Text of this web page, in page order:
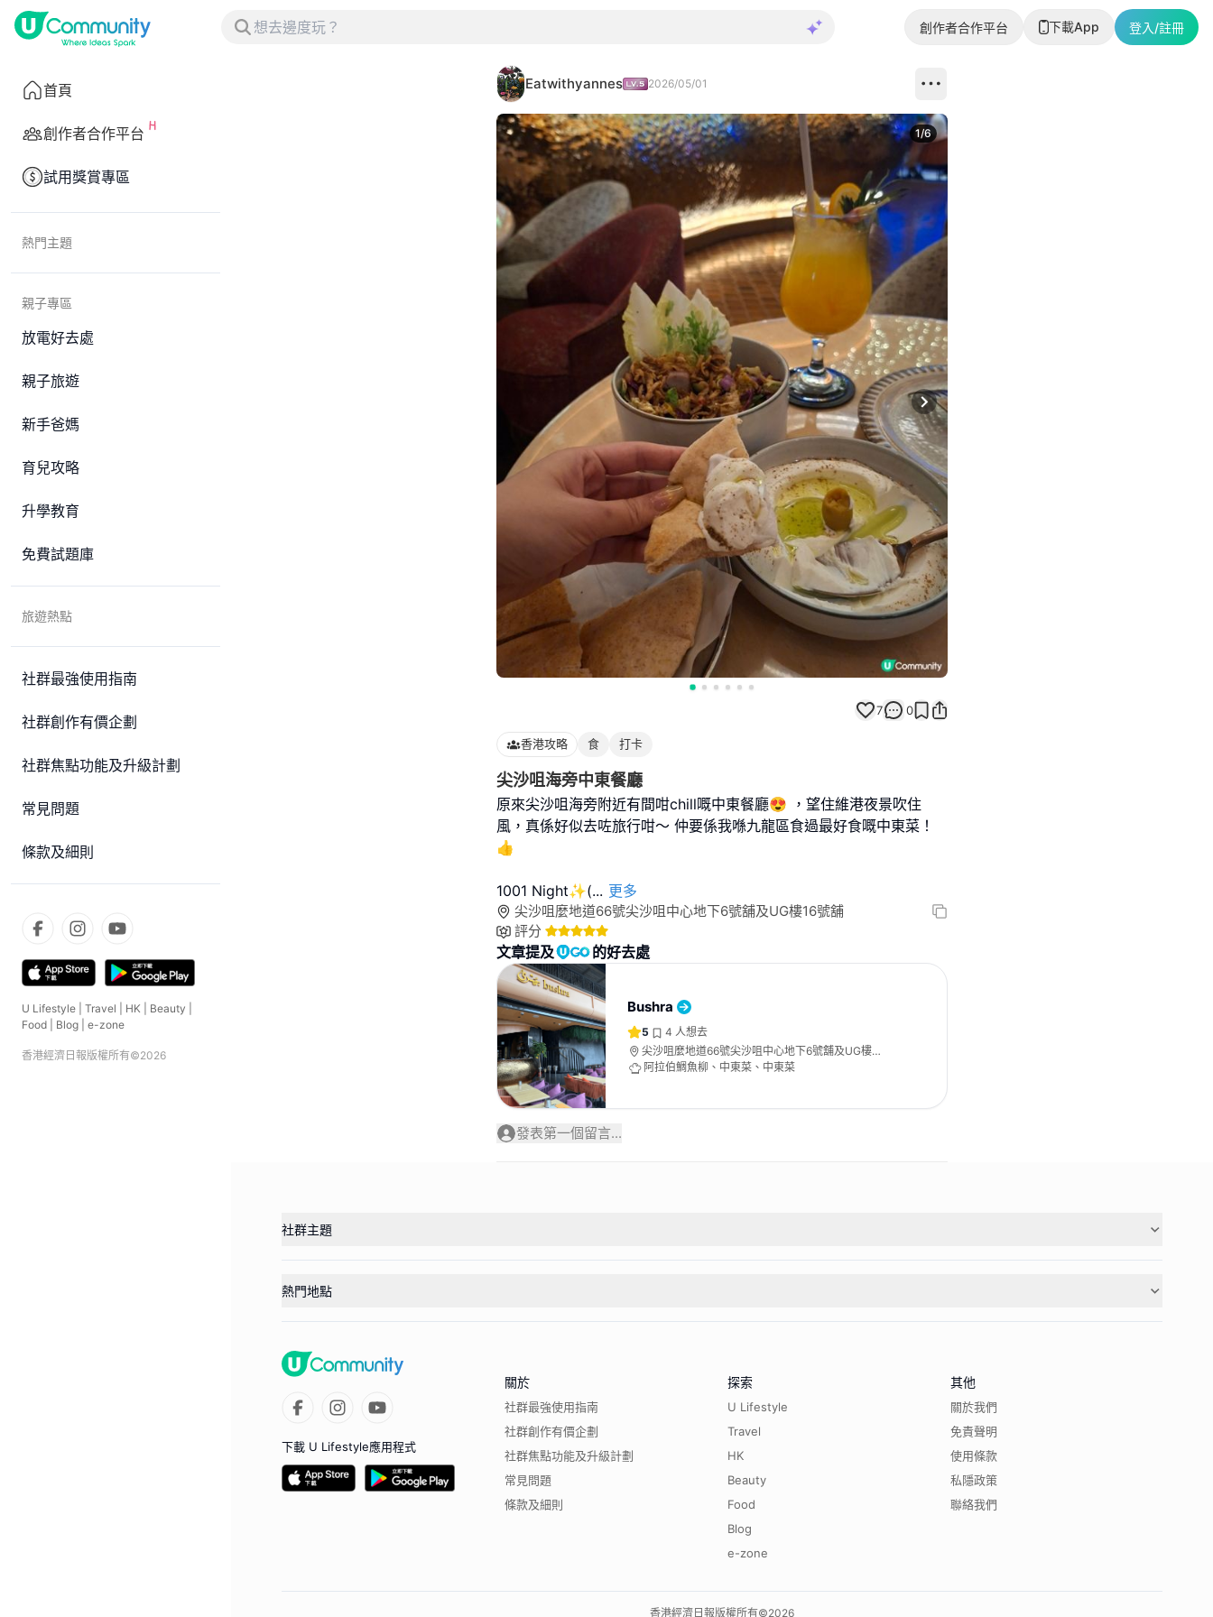
創作者合作平台 下載App 登入/註冊
首頁
創作者合作平台
試用獎賞專區
熱門主題
親子專區
放電好去處
親子旅遊
新手爸媽
育兒攻略
升學教育
免費試題庫
旅遊熱點
社群最強使用指南
社群創作有價企劃
社群焦點功能及升級計劃
常見問題
條款及細則
U Lifestyle Travel HK Beauty
Food
Blog e-zone
香港經濟日報版權所有©2026
Eatwithyannes 2026/05/01
Next slide
1/6
7 0
香港攻略 食 打卡
尖沙咀海旁中東餐廳
原來尖沙咀海旁附近有間咁chill嘅中東餐廳😍 ，望住維港夜景吹住
風，真係好似去咗旅行咁～ 仲要係我喺九龍區食過最好食嘅中東菜！
👍
1001 Night✨(... 更多
尖沙咀麼地道66號尖沙咀中心地下6號舖及UG樓16號舖
評分
文章提及 的好去處
Bushra
5 4 人想去
尖沙咀麼地道66號尖沙咀中心地下6號舖及UG樓
16號舖
阿拉伯鯛魚柳、中東菜、中東菜
發表第一個留言...
社群主題
熱門地點
下載 U Lifestyle應用程式
關於
社群最強使用指南
社群創作有價企劃
社群焦點功能及升級計劃
常見問題
條款及細則
探索
U Lifestyle
Travel
HK
Beauty
Food
Blog
e-zone
其他
關於我們
免責聲明
使用條款
私隱政策
聯絡我們
香港經濟日報版權所有©2026